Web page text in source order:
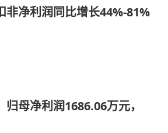
非净利润同比增长44%-81%
母净利润1686.06万元，